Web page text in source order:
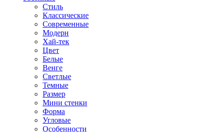
Стиль
Классические
Современные
Модерн
Хай-тек
Цвет
Белые
Венге
Светлые
Темные
Размер
Мини стенки
Форма
Угловые
Особенности